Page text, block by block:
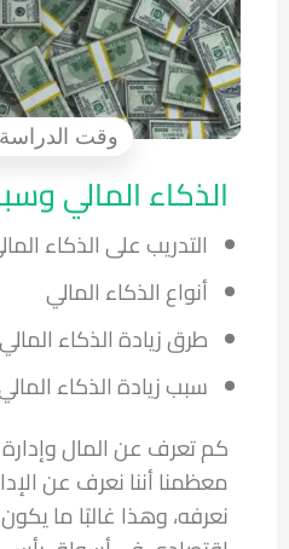
الذكاء المالي
التدريب على الذكاء
أنواع الذكاء المالي
طرق زيادة الذكاء المالي
سبب زيادة الذكاء
كم تعرف عن المال
معظمنا أننا نعرف عن
نعرفه، وهذا غالبًا ما